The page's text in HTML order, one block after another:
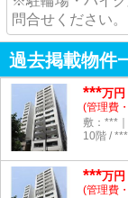
問合せください。
過去掲載物件
***万円
(管理費
敷：***
10階 /
***万円
(管理費